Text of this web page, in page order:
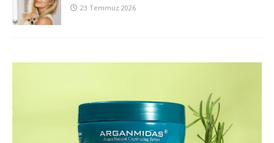
23 Temmuz 2026